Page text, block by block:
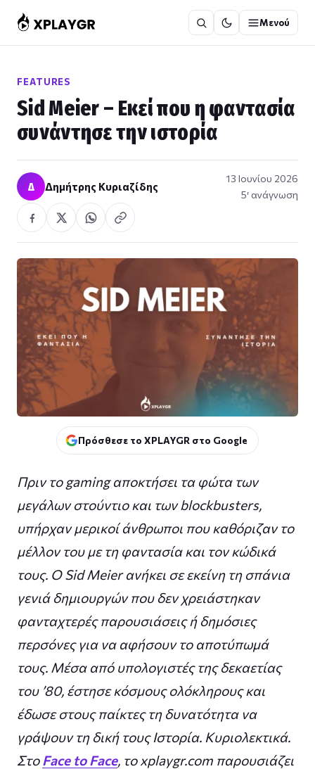
στο
περιεχόμενο
Μενού
FEATURES
Sid Meier – Εκεί που η φαντασία
συνάντησε την ιστορία
Δ Δημήτρης Κυριαζίδης
13 Ιουνίου 2026
5′ ανάγνωση
Πρόσθεσε το XPLAYGR στο Google
Πριν το gaming αποκτήσει τα φώτα των
μεγάλων στούντιο και των blockbusters,
υπήρχαν μερικοί άνθρωποι που καθόριζαν το
μέλλον του με τη φαντασία και τον κώδικά
τους. Ο Sid Meier ανήκει σε εκείνη τη σπάνια
γενιά δημιουργών που δεν χρειάστηκαν
φανταχτερές παρουσιάσεις ή δημόσιες
περσόνες για να αφήσουν το αποτύπωμά
τους. Μέσα από υπολογιστές της δεκαετίας
του ’80, έστησε κόσμους ολόκληρους και
έδωσε στους παίκτες τη δυνατότητα να
γράψουν τη δική τους Ιστορία. Κυριολεκτικά.
ΣτοFace to Face, το xplaygr.com παρουσιάζει